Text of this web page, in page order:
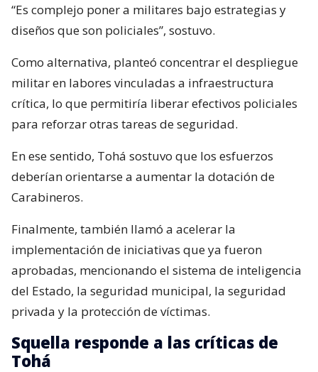
“Es complejo poner a militares bajo estrategias y
diseños que son policiales”, sostuvo.
Como alternativa, planteó concentrar el despliegue
militar en labores vinculadas a infraestructura
crítica, lo que permitiría liberar efectivos policiales
para reforzar otras tareas de seguridad.
En ese sentido, Tohá sostuvo que los esfuerzos
deberían orientarse a aumentar la dotación de
Carabineros.
Finalmente, también llamó a acelerar la
implementación de iniciativas que ya fueron
aprobadas, mencionando el sistema de inteligencia
del Estado, la seguridad municipal, la seguridad
privada y la protección de víctimas.
Squella responde a las críticas de
Tohá